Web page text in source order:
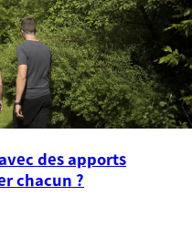
des apports
chacun ?